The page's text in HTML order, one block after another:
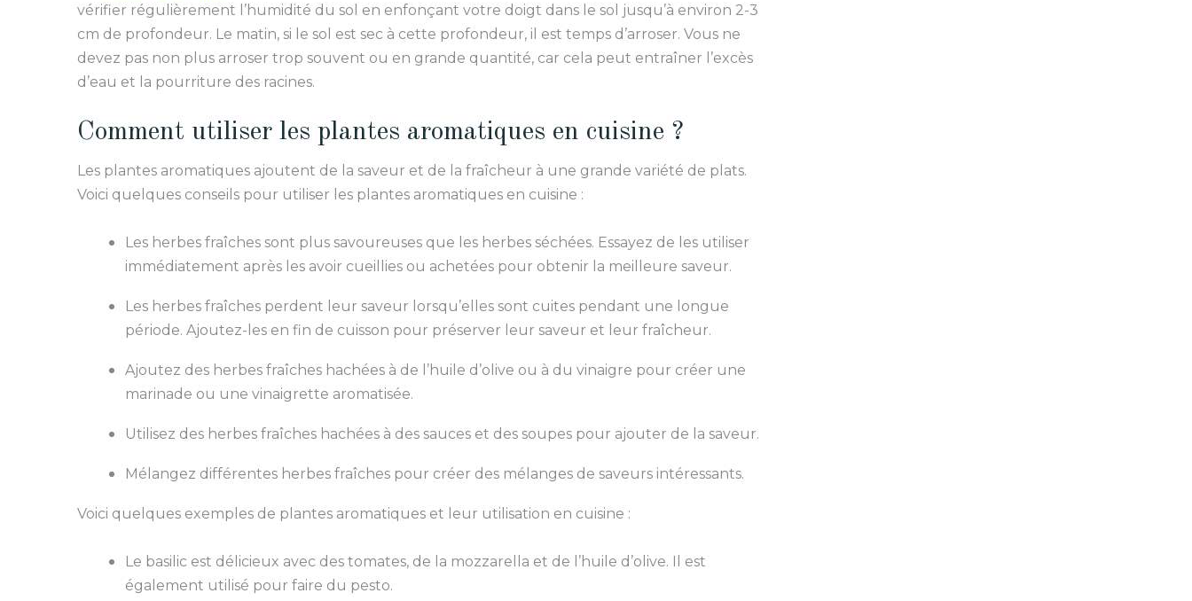
vérifier régulièrement l’humidité du sol en enfonçant votre doigt dans le sol jusqu’à environ 2-3
cm de profondeur. Le matin, si le sol est sec à cette profondeur, il est temps d’arroser. Vous ne
devez pas non plus arroser trop souvent ou en grande quantité, car cela peut entraîner l’excès
d’eau et la pourriture des racines.
Comment utiliser les plantes aromatiques en cuisine ?
Les plantes aromatiques ajoutent de la saveur et de la fraîcheur à une grande variété de plats.
Voici quelques conseils pour utiliser les plantes aromatiques en cuisine :
Les herbes fraîches sont plus savoureuses que les herbes séchées. Essayez de les utiliser
immédiatement après les avoir cueillies ou achetées pour obtenir la meilleure saveur.
Les herbes fraîches perdent leur saveur lorsqu’elles sont cuites pendant une longue
période. Ajoutez-les en fin de cuisson pour préserver leur saveur et leur fraîcheur.
Ajoutez des herbes fraîches hachées à de l’huile d’olive ou à du vinaigre pour créer une
marinade ou une vinaigrette aromatisée.
Utilisez des herbes fraîches hachées à des sauces et des soupes pour ajouter de la saveur.
Mélangez différentes herbes fraîches pour créer des mélanges de saveurs intéressants.
Voici quelques exemples de plantes aromatiques et leur utilisation en cuisine :
Le basilic est délicieux avec des tomates, de la mozzarella et de l’huile d’olive. Il est
également utilisé pour faire du pesto.